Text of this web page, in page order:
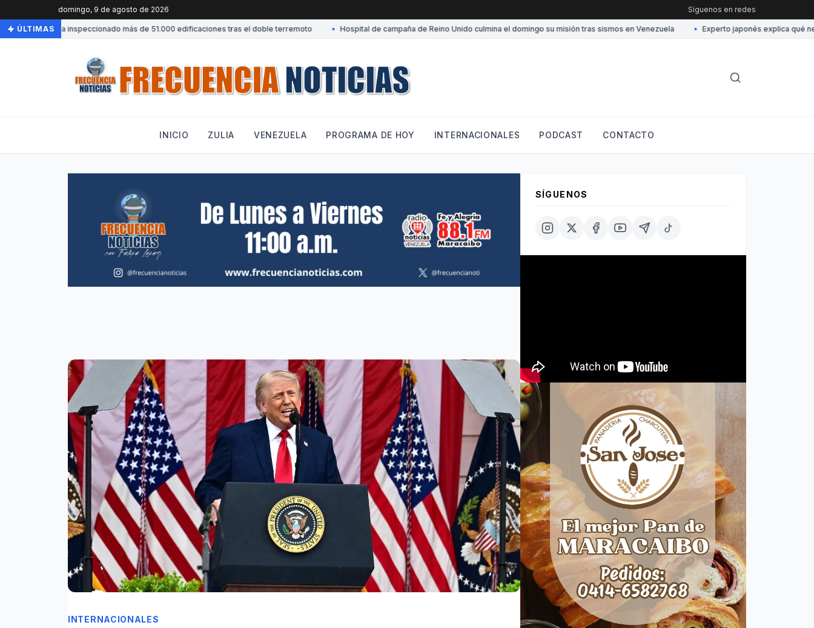
domingo, 9 de agosto de 2026 Síguenos en redes
ÚLTIMAS
Venezuela ha inspeccionado más de 51.000 edificaciones tras el doble terremoto Hospital de campaña de Reino Unido culmina el domingo su misión tras sismos en Venezuela Experto japonés explica qué
INICIO ZULIA VENEZUELA PROGRAMA DE HOY INTERNACIONALES PODCAST CONTACTO
INTERNACIONALES
SÍGUENOS